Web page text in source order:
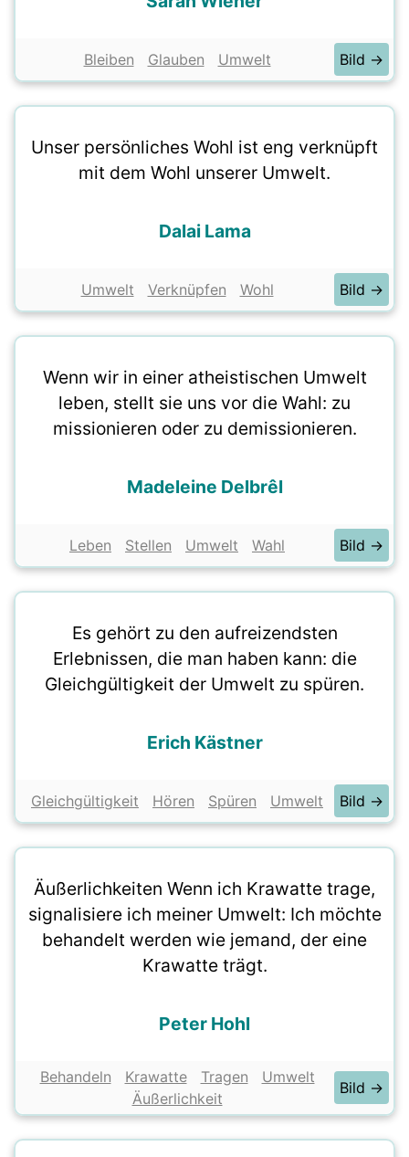
Bleiben Glauben Umwelt Bild →
Unser persönliches Wohl ist eng verknüpft
mit dem Wohl unserer Umwelt.
Dalai Lama
Umwelt Verknüpfen Wohl Bild →
Wenn wir in einer atheistischen Umwelt
leben, stellt sie uns vor die Wahl: zu
missionieren oder zu demissionieren.
Madeleine Delbrêl
Leben Stellen Umwelt Wahl Bild →
Es gehört zu den aufreizendsten
Erlebnissen, die man haben kann: die
Gleichgültigkeit der Umwelt zu spüren.
Erich Kästner
Gleichgültigkeit Hören Spüren Umwelt Bild →
Äußerlichkeiten Wenn ich Krawatte trage,
signalisiere ich meiner Umwelt: Ich möchte
behandelt werden wie jemand, der eine
Krawatte trägt.
Peter Hohl
Behandeln Krawatte Tragen
Umwelt
Äußerlichkeit
Bild →